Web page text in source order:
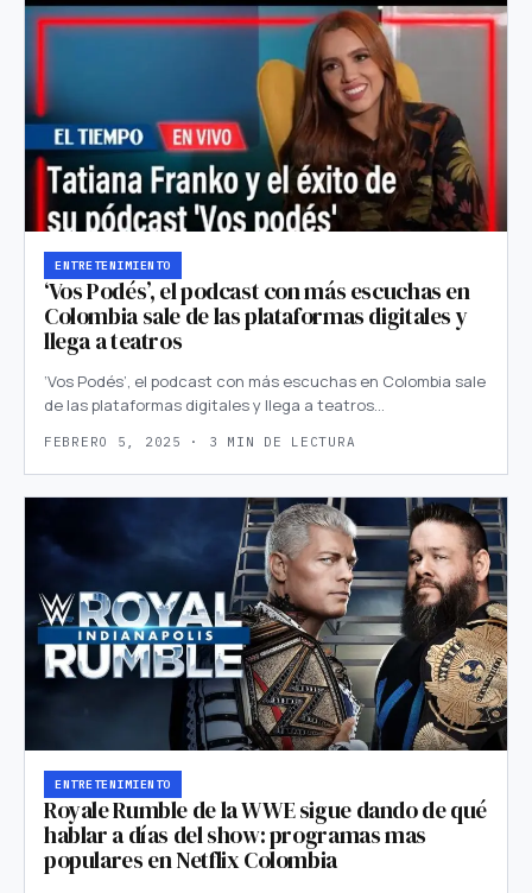
ENTRETENIMIENTO
‘Vos Podés’, el podcast con más escuchas en
Colombia sale de las plataformas digitales y
llega a teatros
‘Vos Podés’, el podcast con más escuchas en Colombia sale
de las plataformas digitales y llega a teatros…
FEBRERO 5, 2025 · 3 MIN DE LECTURA
ENTRETENIMIENTO
Royale Rumble de la WWE sigue dando de qué
hablar a días del show: programas mas
populares en Netflix Colombia